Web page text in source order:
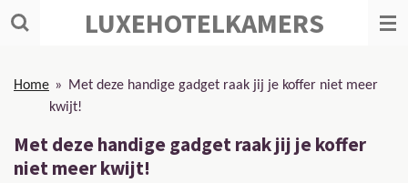
Ga
de
hoofdinhoud
LUXEHOTELKAMERS
Home »
Met deze handige gadget raak jij je koffer niet meer
kwijt!
Met deze handige gadget raak jij je koffer
niet meer kwijt!